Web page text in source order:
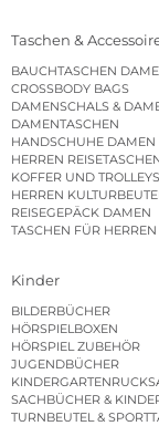
Taschen &
BAUCHTASCHEN
CROSSBODY BAGS
DAMENSCHALS &
DAMENTASCHEN
HANDSCHUHE DAMEN
HERREN
KOFFER UND TROLLEYS
HERREN
REISEGEPÄCK DAMEN
TASCHEN FÜR HERREN
Kinder
BILDERBÜCHER
HÖRSPIELBOXEN
HÖRSPIEL ZUBEHÖR
JUGENDBÜCHER
SACHBÜCHER &
TURNBEUTEL &